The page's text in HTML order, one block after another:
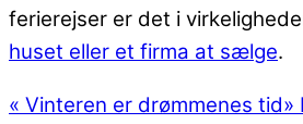
ferierejser er det i
huset eller et firma at sælge.
« Vinteren er drømmenes tid»